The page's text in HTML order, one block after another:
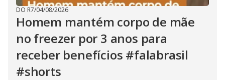
DO R7/04/08/2026
Homem mantém corpo de mãe
no freezer por 3 anos para
receber benefícios #falabrasil
#shorts